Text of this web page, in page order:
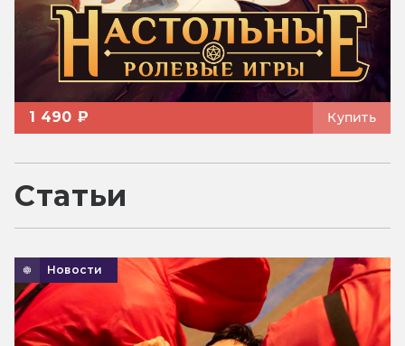
1 490 ₽ Купить
Статьи
Новости